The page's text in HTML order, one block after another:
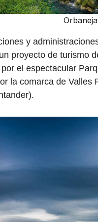
y
proyecto de turismo
el espectacular
la comarca de Valles